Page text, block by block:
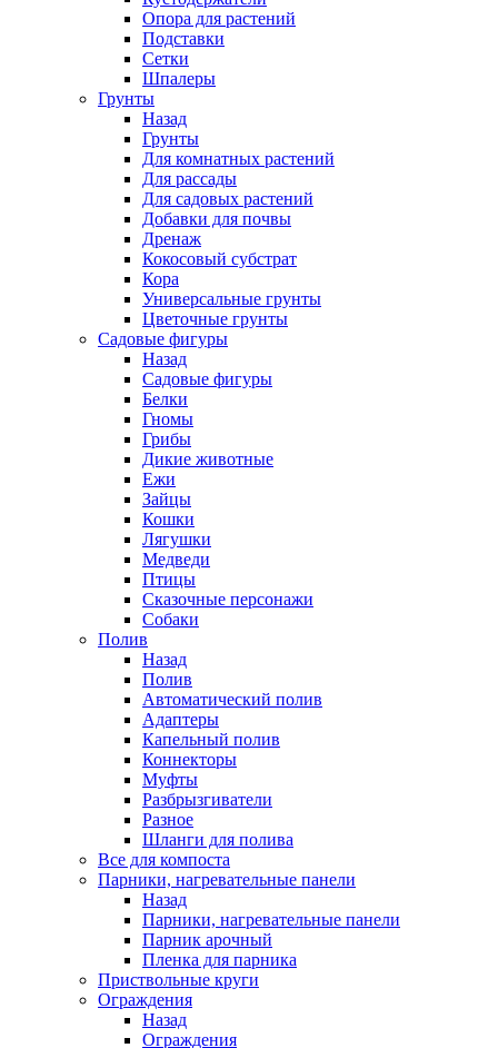
Опора для растений
Подставки
Сетки
Шпалеры
Грунты
Назад
Грунты
Для комнатных растений
Для рассады
Для садовых растений
Добавки для почвы
Дренаж
Кокосовый субстрат
Кора
Универсальные грунты
Цветочные грунты
Садовые фигуры
Назад
Садовые фигуры
Белки
Гномы
Грибы
Дикие животные
Ежи
Зайцы
Кошки
Лягушки
Медведи
Птицы
Сказочные персонажи
Собаки
Полив
Назад
Полив
Автоматический полив
Адаптеры
Капельный полив
Коннекторы
Муфты
Разбрызгиватели
Разное
Шланги для полива
Все для компоста
Парники, нагревательные панели
Назад
Парники, нагревательные панели
Парник арочный
Пленка для парника
Приствольные круги
Ограждения
Назад
Ограждения